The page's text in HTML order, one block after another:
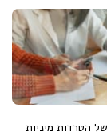
הטרדות מיניות